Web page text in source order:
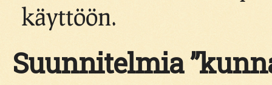
käyttöön.
Suunnitelmia